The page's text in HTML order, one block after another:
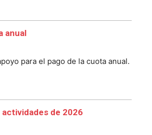
anual
para el pago de la cuota anual.
actividades de 2026